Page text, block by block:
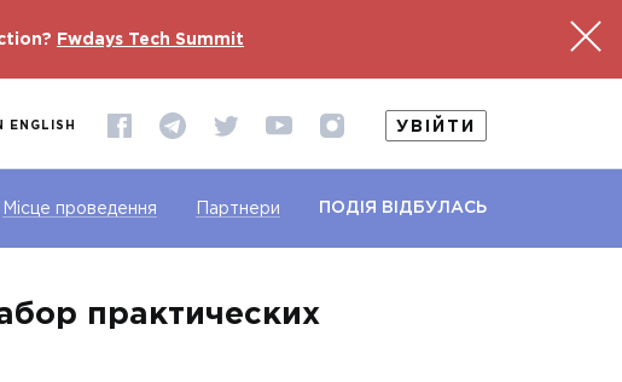
Fwdays Tech Summit
ENGLISH УВІЙТИ
Місце проведення Партнери ПОДІЯ ВІДБУЛАСЬ
практических